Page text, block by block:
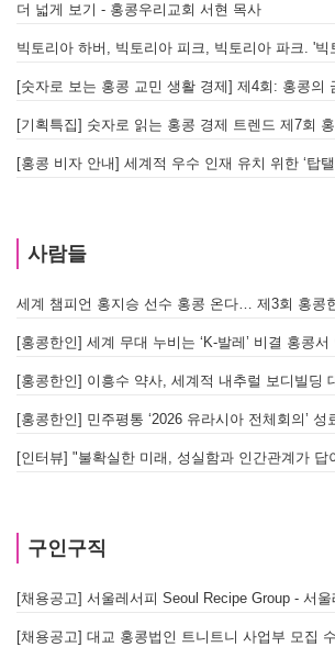
더 넓게 보기 - 홍콩우리교회 서현 목사
사람들
구인구직